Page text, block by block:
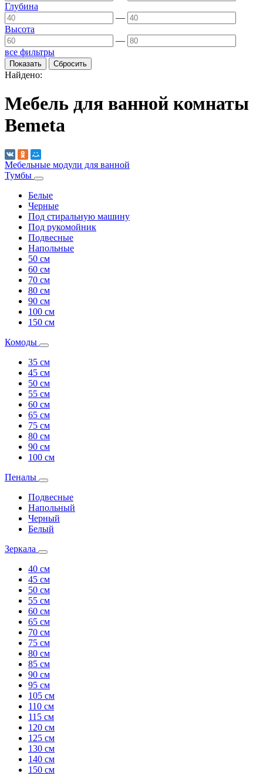
Глубина
—
Высота
—
все фильтры
Найдено:
Мебель для ванной комнаты
Bemeta
Мебельные модули для ванной
Тумбы
Белые
Черные
Под стиральную машину
Под рукомойник
Подвесные
Напольные
50 см
60 см
70 см
80 см
90 см
100 см
150 см
Комоды
35 см
45 см
50 см
55 см
60 см
65 см
75 см
80 см
90 см
100 см
Пеналы
Подвесные
Напольный
Черный
Белый
Зеркала
40 см
45 см
50 см
55 см
60 см
65 см
70 см
75 см
80 см
85 см
90 см
95 см
105 см
110 см
115 см
120 см
125 см
130 см
140 см
150 см